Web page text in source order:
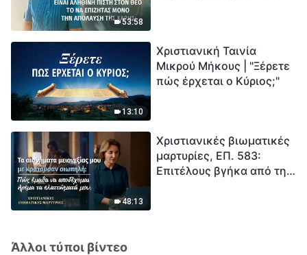
53:58
13:10
Χριστιανική Ταινία
Μικρού Μήκους | "Ξέρετε
πώς έρχεται ο Κύριος;"
48:13
Χριστιανικές βιωματικές
μαρτυρίες, ΕΠ. 583:
Επιτέλους βγήκα από τη
Άλλοι τύποι βίντεο